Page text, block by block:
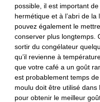
possible, il est important
hermétique et à l’abri de la
pouvez également le
conserver plus longtemps.
sortir du congélateur
qu’il revienne à
que votre café a un goût
est probablement temps
moulu doit être utilisé
pour obtenir le meilleur